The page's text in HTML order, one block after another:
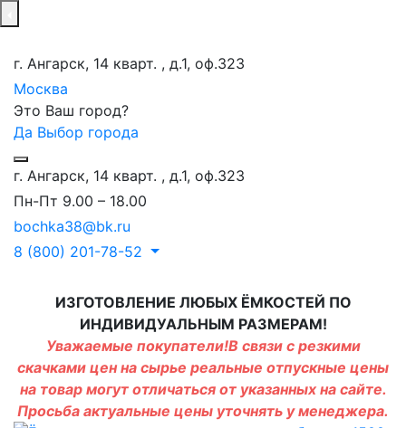
г. Ангарск, 14 кварт. , д.1, оф.323
Москва
Это Ваш город?
Да Выбор города
г. Ангарск, 14 кварт. , д.1, оф.323
Пн-Пт 9.00 – 18.00
bochka38@bk.ru
8 (800) 201-78-52
ИЗГОТОВЛЕНИЕ ЛЮБЫХ ЁМКОСТЕЙ ПО
ИНДИВИДУАЛЬНЫМ РАЗМЕРАМ!
Уважаемые покупатели!В связи с резкими
скачками цен на сырье реальные отпускные цены
на товар могут отличаться от указанных на сайте.
Просьба актуальные цены уточнять у менеджера.